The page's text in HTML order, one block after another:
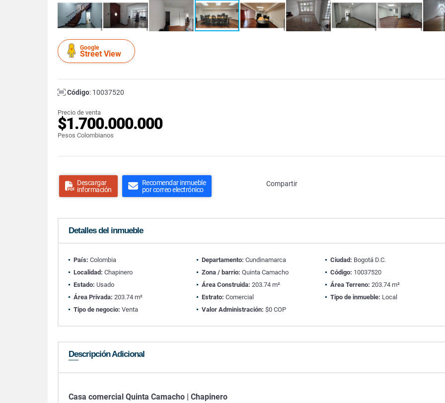
Google
Street View
Código: 10037520
Precio de venta
$1.700.000.000
Pesos Colombianos
Descargar
información
Recomendar inmueble
por correo electrónico
Compartir
Detalles del inmueble
País: Colombia Departamento: Cundinamarca Ciudad: Bogotá D.C.
Localidad: Chapinero Zona / barrio: Quinta Camacho Código: 10037520
Estado: Usado Área Construida: 203.74 m² Área Terreno: 203.74 m²
Área Privada: 203.74 m² Estrato: Comercial Tipo de inmueble: Local
Tipo de negocio: Venta Valor Administración: $0 COP
Descripción Adicional
Casa comercial Quinta Camacho | Chapinero